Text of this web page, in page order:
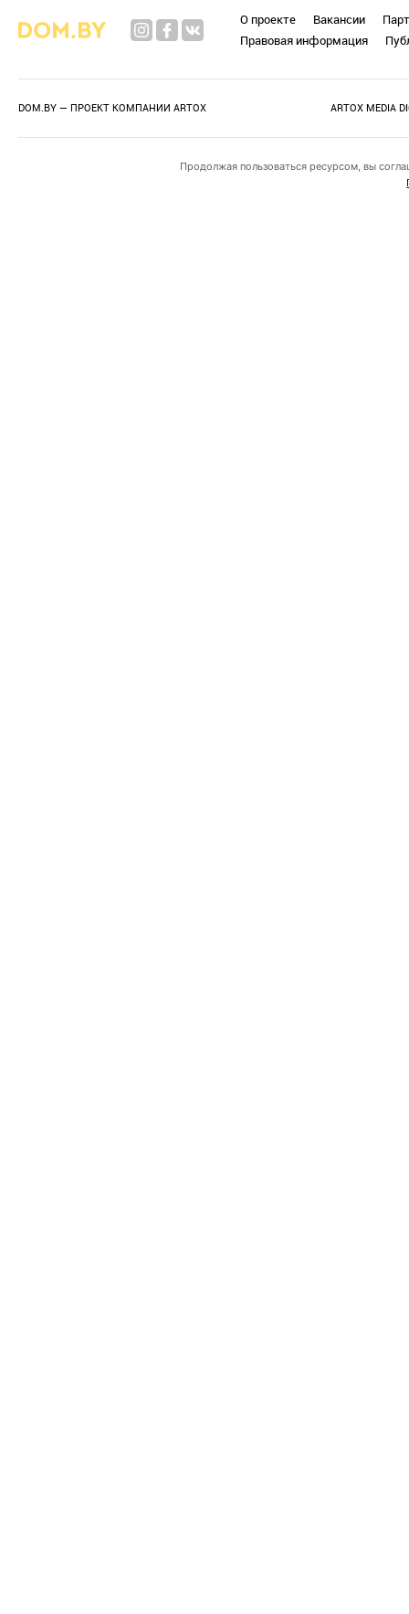
О проекте Вакансии
Правовая информация
DOM.BY — ПРОЕКТ КОМПАНИИ ARTOX ARTOX MEDIA
Продолжая пользоваться ресурсом, вы